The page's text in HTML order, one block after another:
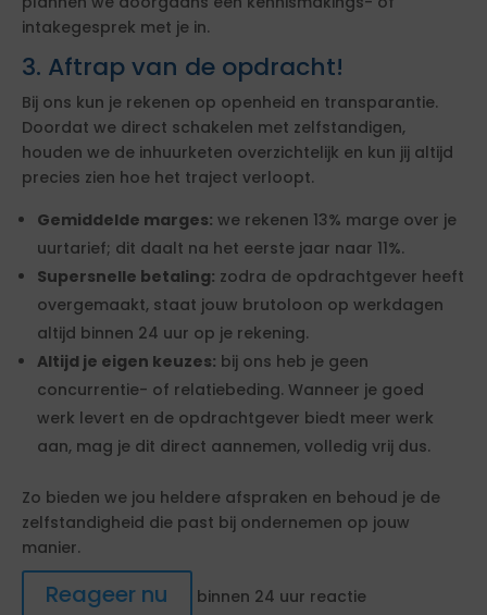
intakegesprek met je in.
3. Aftrap van de opdracht!
Bij ons kun je rekenen op openheid en transparantie.
Doordat we direct schakelen met zelfstandigen,
houden we de inhuurketen overzichtelijk en kun jij altijd
precies zien hoe het traject verloopt.
Gemiddelde marges: we rekenen 13% marge over je
uurtarief; dit daalt na het eerste jaar naar 11%.
Supersnelle betaling: zodra de opdrachtgever heeft
overgemaakt, staat jouw brutoloon op werkdagen
altijd binnen 24 uur op je rekening.
Altijd je eigen keuzes: bij ons heb je geen
concurrentie- of relatiebeding. Wanneer je goed
werk levert en de opdrachtgever biedt meer werk
aan, mag je dit direct aannemen, volledig vrij dus.
Zo bieden we jou heldere afspraken en behoud je de
zelfstandigheid die past bij ondernemen op jouw
manier.
Reageer nu
binnen 24 uur reactie